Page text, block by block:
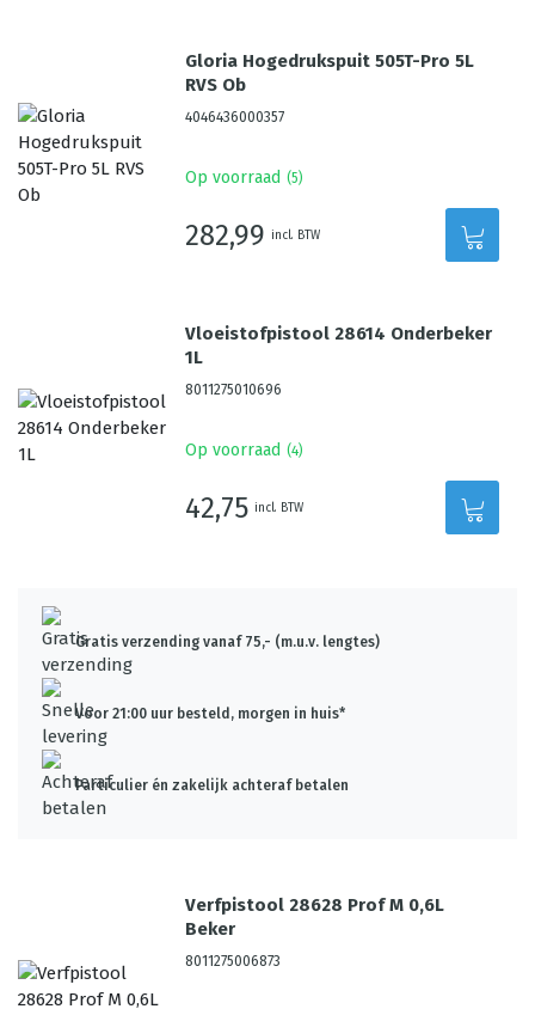
Gloria Hogedrukspuit 505T-Pro 5L
RVS Ob
4046436000357
Op voorraad (5)
282,99 incl. BTW
Vloeistofpistool 28614 Onderbeker
1L
8011275010696
Op voorraad (4)
42,75 incl. BTW
Gratis verzending vanaf 75,- (m.u.v. lengtes)
Voor 21:00 uur besteld, morgen in huis*
Particulier én zakelijk achteraf betalen
Verfpistool 28628 Prof M 0,6L
Beker
8011275006873